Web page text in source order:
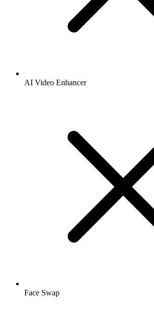
AI Video Enhancer
Face Swap